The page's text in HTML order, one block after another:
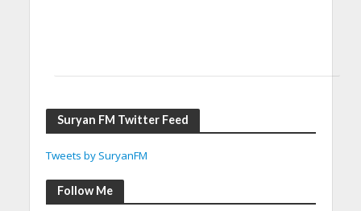
Suryan FM Twitter Feed
Tweets by SuryanFM
Follow Me